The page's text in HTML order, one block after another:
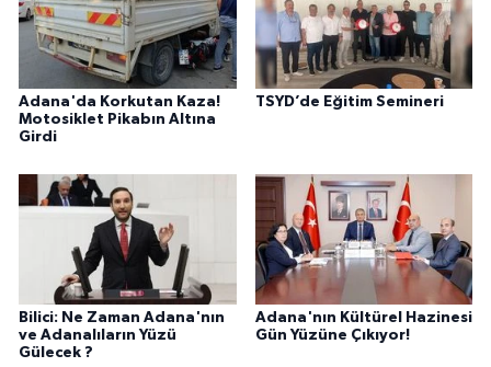
Adana'da Korkutan Kaza!
Motosiklet Pikabın Altına
Girdi
TSYD’de Eğitim Semineri
Bilici: Ne Zaman Adana'nın
ve Adanalıların Yüzü
Gülecek ?
Adana'nın Kültürel Hazinesi
Gün Yüzüne Çıkıyor!